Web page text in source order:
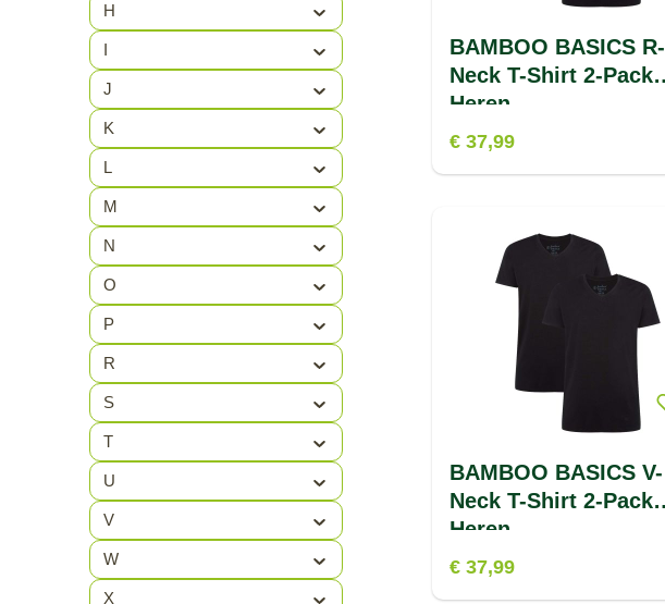
(34)
BEACHLIFE
(1)
BELICO
(5)
Benegas
(95)
EGG
(79)
BJORN BORG
(31)
(2)
(7)
(10)
H
I
J
K
L
M
N
O
P
R
S
T
U
V
W
X
BAMBOO BASICS R-
Neck T-Shirt 2-Pack
Heren
€ 37,99
BAMBOO BASICS V-
Neck T-Shirt 2-Pack
Heren
€ 37,99